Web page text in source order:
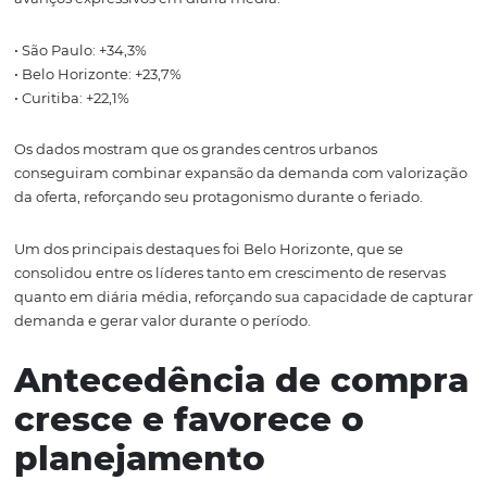
Maceió preserva
posicionamento tarifário
Maceió foi um dos destinos que apresentou maior
em ticket médio, registrando variação de apenas 2,2%
Os dados mostram um mercado que optou por
posicionamento tarifário mesmo diante de um cenário
maior flexibilidade comercial em diversos destinos, a
reforçou a consistência da proposta comercial de
enquanto parte da demanda encontrou oportunidades
mercados que adotaram abordagens tarifárias mais